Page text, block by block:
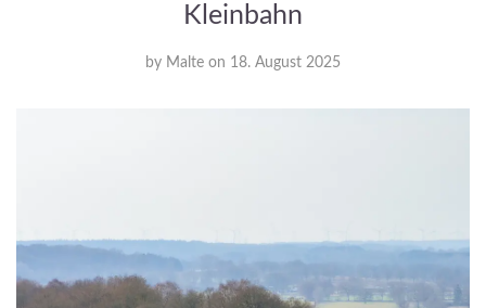
Kleinbahn
by Malte on 18. August 2025